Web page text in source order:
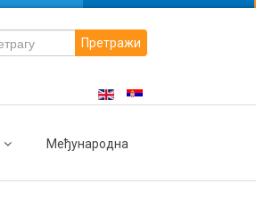
Претражи
Међународна